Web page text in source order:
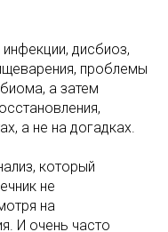
дисбиоз,
проблемы
а затем
а не на догадках.
который
не
на
И очень часто